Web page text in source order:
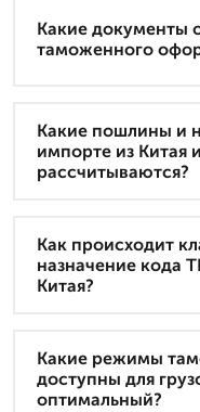
Какие документы
таможенного
Какие пошлины и
импорте из Китая
рассчитываются?
Как происходит
назначение кода
Китая?
Какие режимы
доступны для
оптимальный?